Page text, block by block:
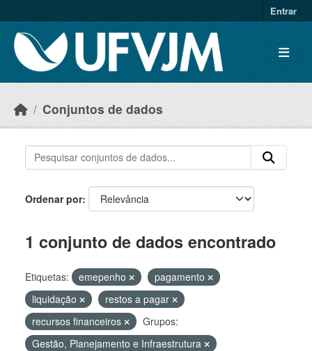
Entrar
Conjuntos de dados
Ordenar por
1 conjunto de dados encontrado
Etiquetas: emepenho
pagamento
liquidação
restos a pagar
recursos financeiros
Grupos:
Gestão, Planejamento e Infraestrutura